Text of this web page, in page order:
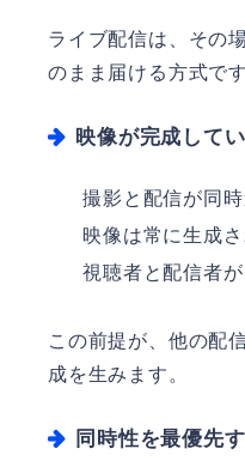
ライブ配信は、その
のまま届ける方式です
映像が完成して
撮影と配信が同
映像は常に生成
視聴者と配信者
この前提が、他の配
成を生みます。
同時性を最優先